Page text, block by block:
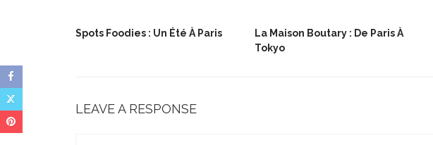
Spots Foodies : Un Été À Paris
La Maison Boutary : De Paris À
Tokyo
LEAVE A RESPONSE